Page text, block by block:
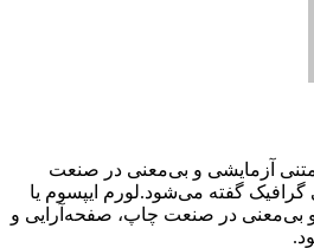
متنی آزمایشی و بی‌معنی در صنعت
گفته می‌شود.لورم ایپسوم یا
بی‌معنی در صنعت چاپ، صفحه‌آرایی و